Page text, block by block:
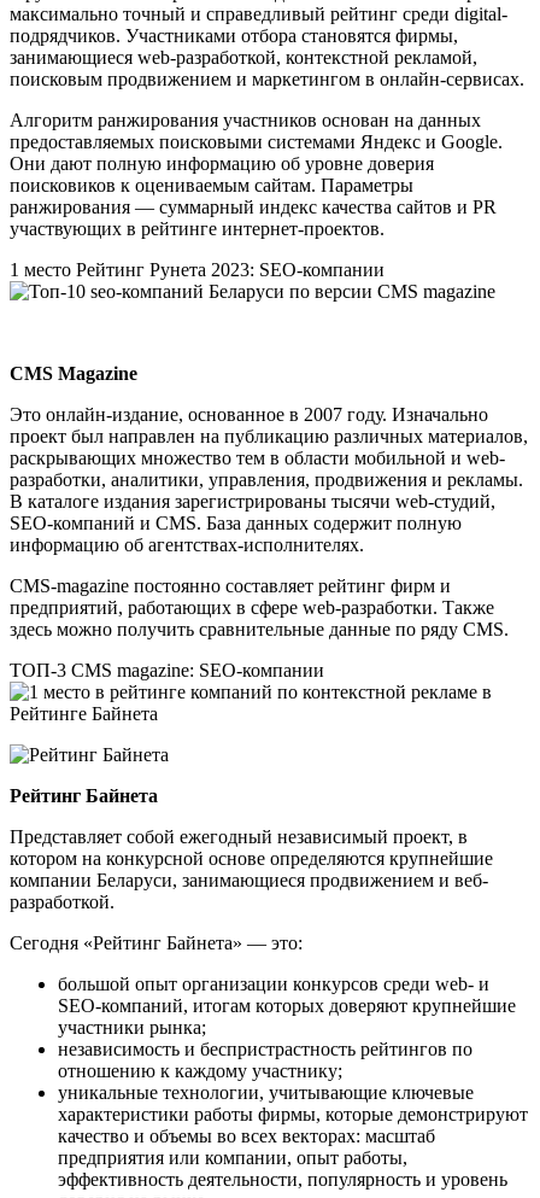
максимально точный и справедливый рейтинг среди digital-
подрядчиков. Участниками отбора становятся фирмы,
занимающиеся web-разработкой, контекстной рекламой,
поисковым продвижением и маркетингом в онлайн-сервисах.
Алгоритм ранжирования участников основан на данных
предоставляемых поисковыми системами Яндекс и Google.
Они дают полную информацию об уровне доверия
поисковиков к оцениваемым сайтам. Параметры
ранжирования — суммарный индекс качества сайтов и PR
участвующих в рейтинге интернет-проектов.
1 место Рейтинг Рунета 2023: SEO-компании
CMS Magazine
Это онлайн-издание, основанное в 2007 году. Изначально
проект был направлен на публикацию различных материалов,
раскрывающих множество тем в области мобильной и web-
разработки, аналитики, управления, продвижения и рекламы.
В каталоге издания зарегистрированы тысячи web-студий,
SEO-компаний и CMS. База данных содержит полную
информацию об агентствах-исполнителях.
CMS-magazine постоянно составляет рейтинг фирм и
предприятий, работающих в сфере web-разработки. Также
здесь можно получить сравнительные данные по ряду CMS.
ТОП-3 CMS magazine: SEO-компании
Рейтинг Байнета
Представляет собой ежегодный независимый проект, в
котором на конкурсной основе определяются крупнейшие
компании Беларуси, занимающиеся продвижением и веб-
разработкой.
Сегодня «Рейтинг Байнета» — это:
большой опыт организации конкурсов среди web- и
SEO-компаний, итогам которых доверяют крупнейшие
участники рынка;
независимость и беспристрастность рейтингов по
отношению к каждому участнику;
уникальные технологии, учитывающие ключевые
характеристики работы фирмы, которые демонстрируют
качество и объемы во всех векторах: масштаб
предприятия или компании, опыт работы,
эффективность деятельности, популярность и уровень